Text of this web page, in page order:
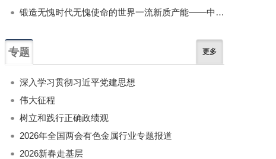
锻造无愧时代无愧使命的世界一流新质产能——中国有色金属工业的战略应对与破局之道（二）
专题 更多
深入学习贯彻习近平党建思想
伟大征程
树立和践行正确政绩观
2026年全国两会有色金属行业专题报道
2026新春走基层